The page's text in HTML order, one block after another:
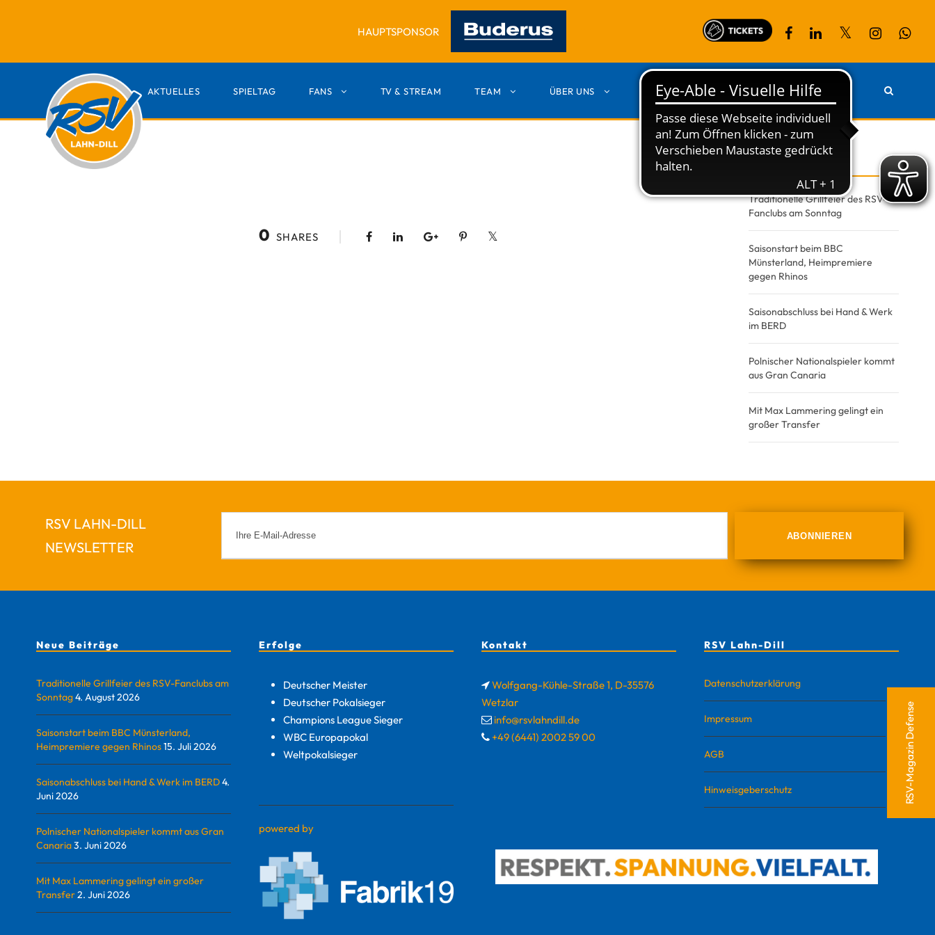
HAUPTSPONSOR
AKTUELLES SPIELTAG FANS TV & STREAM TEAM ÜBER UNS PARTNER KONTAKT
0 SHARES
Traditionelle Grillfeier des RSV-
Fanclubs am Sonntag
Saisonstart beim BBC
Münsterland, Heimpremiere
gegen Rhinos
Saisonabschluss bei Hand & Werk
im BERD
Polnischer Nationalspieler kommt
aus Gran Canaria
Mit Max Lammering gelingt ein
großer Transfer
RSV LAHN-DILL
NEWSLETTER
Neue Beiträge
Traditionelle Grillfeier des RSV-Fanclubs am
Sonntag4. August 2026
Saisonstart beim BBC Münsterland,
Heimpremiere gegen Rhinos15. Juli 2026
Saisonabschluss bei Hand & Werk im BERD4.
Juni 2026
Polnischer Nationalspieler kommt aus Gran
Canaria3. Juni 2026
Mit Max Lammering gelingt ein großer
Transfer2. Juni 2026
Erfolge
Deutscher Meister
Deutscher Pokalsieger
Champions League Sieger
WBC Europapokal
Weltpokalsieger
powered by
Kontakt
Wolfgang-Kühle-Straße 1, D-35576
Wetzlar
info@rsvlahndill.de
+49 (6441) 2002 59 00
RSV Lahn-Dill
Datenschutzerklärung
Impressum
AGB
Hinweisgeberschutz RSV-Magazin Defense